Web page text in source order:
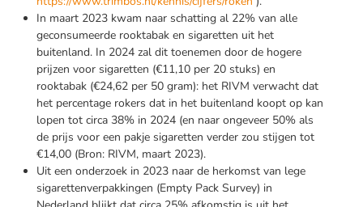
In maart 2023 kwam naar schatting al 22% van alle
geconsumeerde rooktabak en sigaretten uit het
buitenland. In 2024 zal dit toenemen door de hogere
prijzen voor sigaretten (€11,10 per 20 stuks) en
rooktabak (€24,62 per 50 gram): het RIVM verwacht dat
het percentage rokers dat in het buitenland koopt op kan
lopen tot circa 38% in 2024 (en naar ongeveer 50% als
de prijs voor een pakje sigaretten verder zou stijgen tot
€14,00 (Bron: RIVM, maart 2023).
Uit een onderzoek in 2023 naar de herkomst van lege
sigarettenverpakkingen (Empty Pack Survey) in